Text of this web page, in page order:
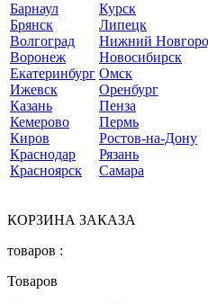
Барнаул
Брянск
Волгоград
Воронеж
Екатеринбург
Ижевск
Казань
Кемерово
Киров
Краснодар
Красноярск
Курск
Липецк
Нижний
Новосибирск
Омск
Оренбург
Пенза
Пермь
Ростов-на-Дону
Рязань
Самара
КОРЗИНА ЗАКАЗА
товаров :
Товаров